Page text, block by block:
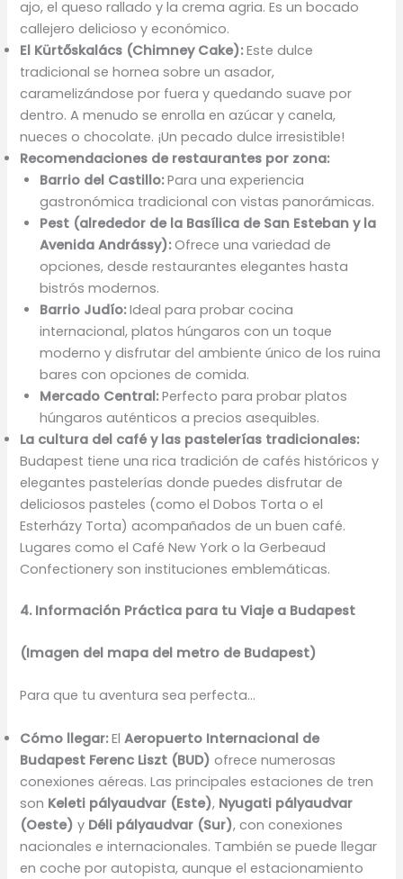
ajo, el queso rallado y la crema agria. Es un bocado
callejero delicioso y económico.
El Kürtőskalács (Chimney Cake):Este dulce
tradicional se hornea sobre un asador,
caramelizándose por fuera y quedando suave por
dentro. A menudo se enrolla en azúcar y canela,
nueces o chocolate. ¡Un pecado dulce irresistible!
Recomendaciones de restaurantes por zona:
Barrio del Castillo:Para una experiencia
gastronómica tradicional con vistas panorámicas.
Pest (alrededor de la Basílica de San Esteban y la
Avenida Andrássy):Ofrece una variedad de
opciones, desde restaurantes elegantes hasta
bistrós modernos.
Barrio Judío:Ideal para probar cocina
internacional, platos húngaros con un toque
moderno y disfrutar del ambiente único de los ruina
bares con opciones de comida.
Mercado Central:Perfecto para probar platos
húngaros auténticos a precios asequibles.
La cultura del café y las pastelerías tradicionales:
Budapest tiene una rica tradición de cafés históricos y
elegantes pastelerías donde puedes disfrutar de
deliciosos pasteles (como el Dobos Torta o el
Esterházy Torta) acompañados de un buen café.
Lugares como el Café New York o la Gerbeaud
Confectionery son instituciones emblemáticas.
4. Información Práctica para tu Viaje a Budapest
(Imagen del mapa del metro de Budapest)
Para que tu aventura sea perfecta…
Cómo llegar:ElAeropuerto Internacional de
Budapest Ferenc Liszt (BUD) ofrece numerosas
conexiones aéreas. Las principales estaciones de tren
son Keleti pályaudvar (Este), Nyugati pályaudvar
(Oeste) y Déli pályaudvar (Sur), con conexiones
nacionales e internacionales. También se puede llegar
en coche por autopista, aunque el estacionamiento